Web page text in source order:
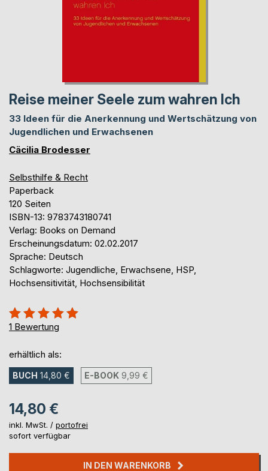
Reise meiner Seele zum wahren Ich
33 Ideen für die Anerkennung und Wertschätzung von
Jugendlichen und Erwachsenen
Cäcilia Brodesser
Selbsthilfe & Recht
Paperback
120 Seiten
ISBN-13: 9783743180741
Verlag: Books on Demand
Erscheinungsdatum: 02.02.2017
Sprache: Deutsch
Schlagworte: Jugendliche, Erwachsene, HSP,
Hochsensitivität, Hochsensibilität
Bewertung::
100%
1 Bewertung
erhältlich als:
BUCH 14,80 € E-BOOK 9,99 €
14,80 €
inkl. MwSt. / portofrei
sofort verfügbar
IN DEN WARENKORB